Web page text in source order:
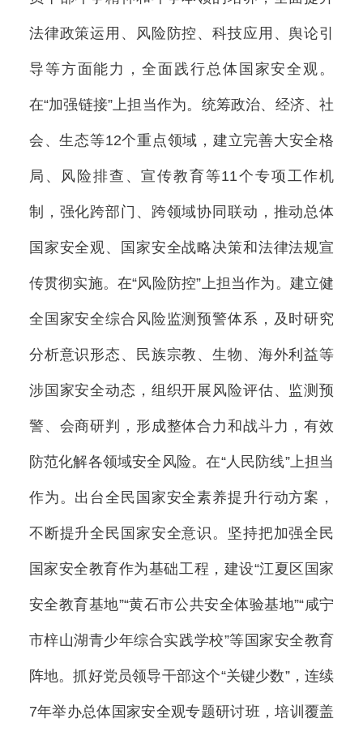
法律政策运用、风险防控、科技应用、舆论引
导等方面能力，全面践行总体国家安全观。
在“加强链接”上担当作为。统筹政治、经济、社
会、生态等12个重点领域，建立完善大安全格
局、风险排查、宣传教育等11个专项工作机
制，强化跨部门、跨领域协同联动，推动总体
国家安全观、国家安全战略决策和法律法规宣
传贯彻实施。在“风险防控”上担当作为。建立健
全国家安全综合风险监测预警体系，及时研究
分析意识形态、民族宗教、生物、海外利益等
涉国家安全动态，组织开展风险评估、监测预
警、会商研判，形成整体合力和战斗力，有效
防范化解各领域安全风险。在“人民防线”上担当
作为。出台全民国家安全素养提升行动方案，
不断提升全民国家安全意识。坚持把加强全民
国家安全教育作为基础工程，建设“江夏区国家
安全教育基地”“黄石市公共安全体验基地”“咸宁
市梓山湖青少年综合实践学校”等国家安全教育
阵地。抓好党员领导干部这个“关键少数”，连续
7年举办总体国家安全观专题研讨班，培训覆盖